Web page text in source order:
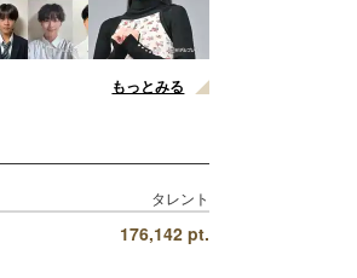
もっとみる
タレント
176,142 pt.